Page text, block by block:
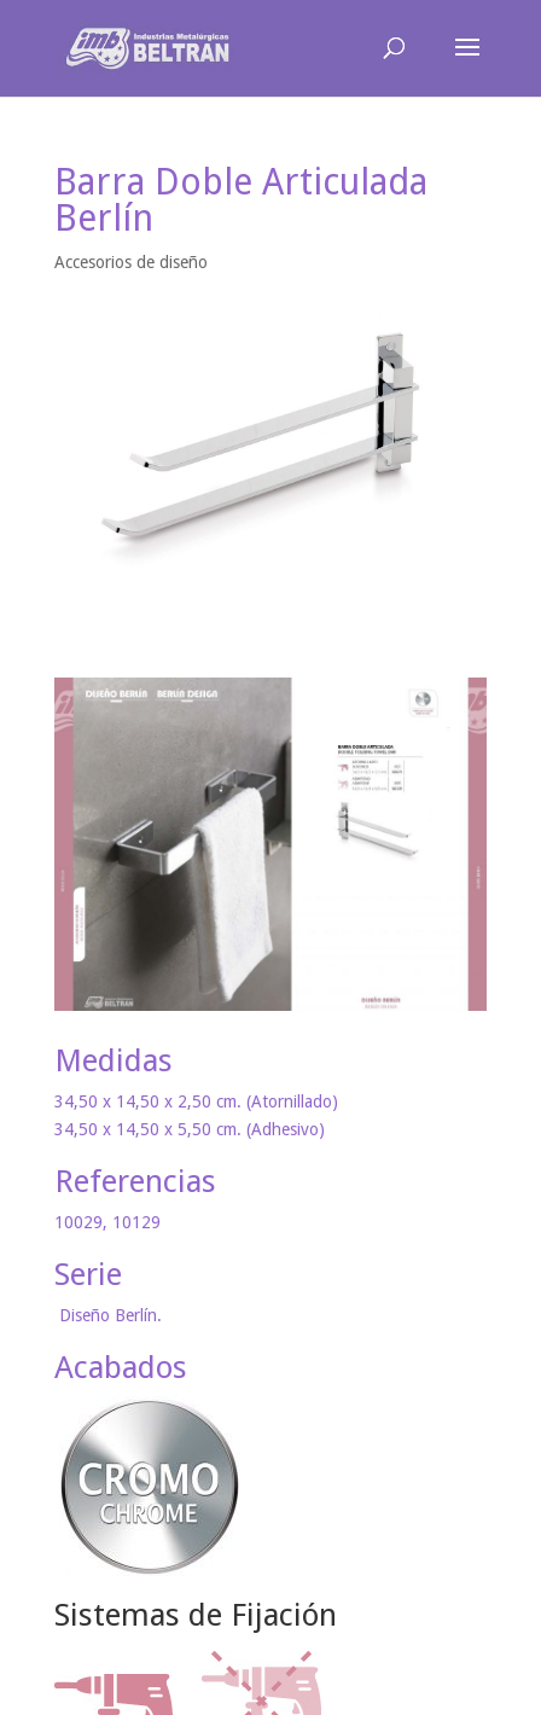
Barra Doble Articulada
Berlín
Accesorios de diseño
Medidas
34,50 x 14,50 x 2,50 cm. (Atornillado)
34,50 x 14,50 x 5,50 cm. (Adhesivo)
Referencias
10029, 10129
Serie
Diseño Berlín.
Acabados
Sistemas de Fijación